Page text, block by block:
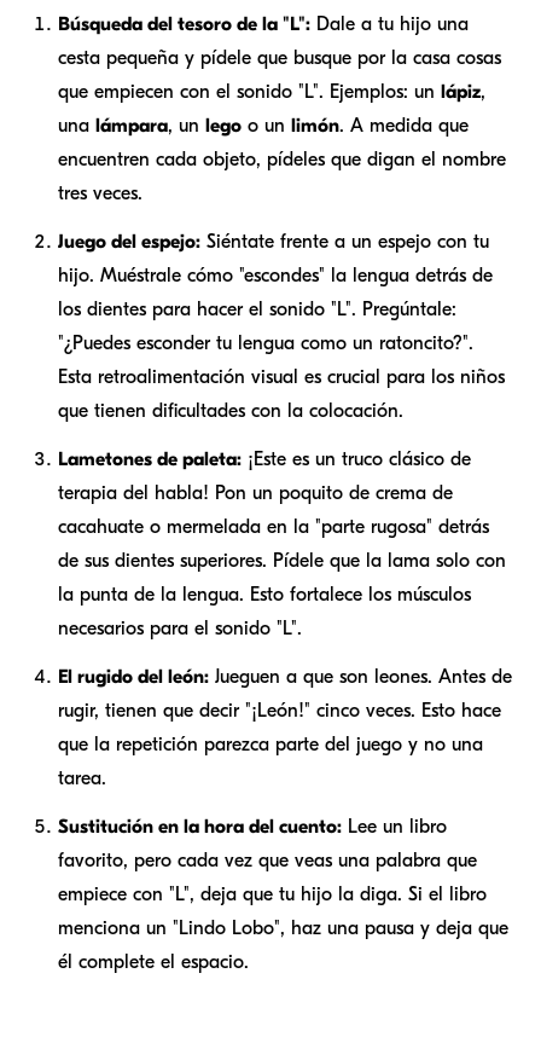
Búsqueda del tesoro de la "L": Dale a tu hijo una
cesta pequeña y pídele que busque por la casa cosas
que empiecen con el sonido "L". Ejemplos: un lápiz,
una lámpara, un lego o un limón. A medida que
encuentren cada objeto, pídeles que digan el nombre
tres veces.
Juego del espejo: Siéntate frente a un espejo con tu
hijo. Muéstrale cómo "escondes" la lengua detrás de
los dientes para hacer el sonido "L". Pregúntale:
"¿Puedes esconder tu lengua como un ratoncito?".
Esta retroalimentación visual es crucial para los niños
que tienen dificultades con la colocación.
Lametones de paleta: ¡Este es un truco clásico de
terapia del habla! Pon un poquito de crema de
cacahuate o mermelada en la "parte rugosa" detrás
de sus dientes superiores. Pídele que la lama solo con
la punta de la lengua. Esto fortalece los músculos
necesarios para el sonido "L".
El rugido del león: Jueguen a que son leones. Antes de
rugir, tienen que decir "¡León!" cinco veces. Esto hace
que la repetición parezca parte del juego y no una
tarea.
Sustitución en la hora del cuento: Lee un libro
favorito, pero cada vez que veas una palabra que
empiece con "L", deja que tu hijo la diga. Si el libro
menciona un "Lindo Lobo", haz una pausa y deja que
él complete el espacio.